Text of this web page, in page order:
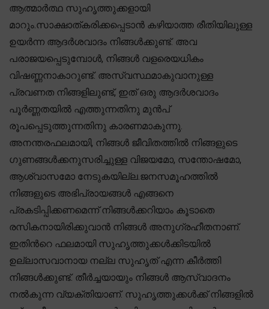
ആത്മാർത്ഥ സുഹൃത്തുക്കളായി
മാറും.സാക്ഷാത്കരിക്കപ്പെടാൻ കഴിയാത്ത രീതിയിലുള്ള
ഉയർന്ന ആദർശവാദം നിങ്ങൾക്കുണ്ട്. അവ
പരാജയപ്പെടുമ്പോൾ, നിങ്ങൾ വളരെയധികം
വിഷണ്ണനാകാറുണ്ട്. അസ്വസ്ഥമാകുവാനുള്ള
പ്രവണത നിങ്ങളിലുണ്ട്, ഇത് ഒരു ആദർശവാദം
പൂർണ്ണതയിൽ എത്തുന്നതിനു മുൻപ്
രൂപപ്പെടുത്തുന്നതിനു കാരണമാകുന്നു.
അനന്തരഫലമായി, നിങ്ങൾ ജീവിതത്തിൽ നിങ്ങളുടെ
ഗുണങ്ങൾക്കനുസരിച്ചുള്ള വിജയമോ, സന്തോഷമോ,
ആശ്വാസമോ നേടുകയില്ല.ജനസമൂഹത്തിൽ
നിങ്ങളുടെ അഭിപ്രായങ്ങൾ എങ്ങനെ
പ്രകടിപ്പിക്കണമെന്ന് നിങ്ങൾക്കറിയാം കൂടാതെ
രസികനായിരിക്കുവാൻ നിങ്ങൾ അനുഗ്രഹീതനാണ്.
ഇതിന്‍റെ ഫലമായി സുഹൃത്തുക്കൾക്കിടയിൽ
ഉല്ലാസവാനായ നല്ല സുഹൃത് എന്ന കീർത്തി
നിങ്ങൾക്കുണ്ട്. തീർച്ചയായും നിങ്ങൾ ആസ്വാദനം
നൽകുന്ന വ്യക്തിയാണ്. സുഹൃത്തുക്കൾക്ക് നിങ്ങളിൽ